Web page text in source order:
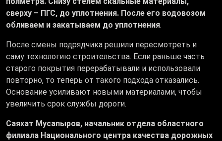
сверху – ПГС, до уплотнения. После его водовозом
обливаем и закатываем до уплотнения.
После смены подрядчика решили пересмотреть и
саму технологию строительства. Если раньше часть
старого покрытия перерабатывали и использовали
повторно, то теперь от такого подхода отказались.
Основание усиливают новыми материалами, чтобы
увеличить срок службы дороги.
Саяхат Мусапыров, начальник отдела областного
филиала Национального центра качества дорожных